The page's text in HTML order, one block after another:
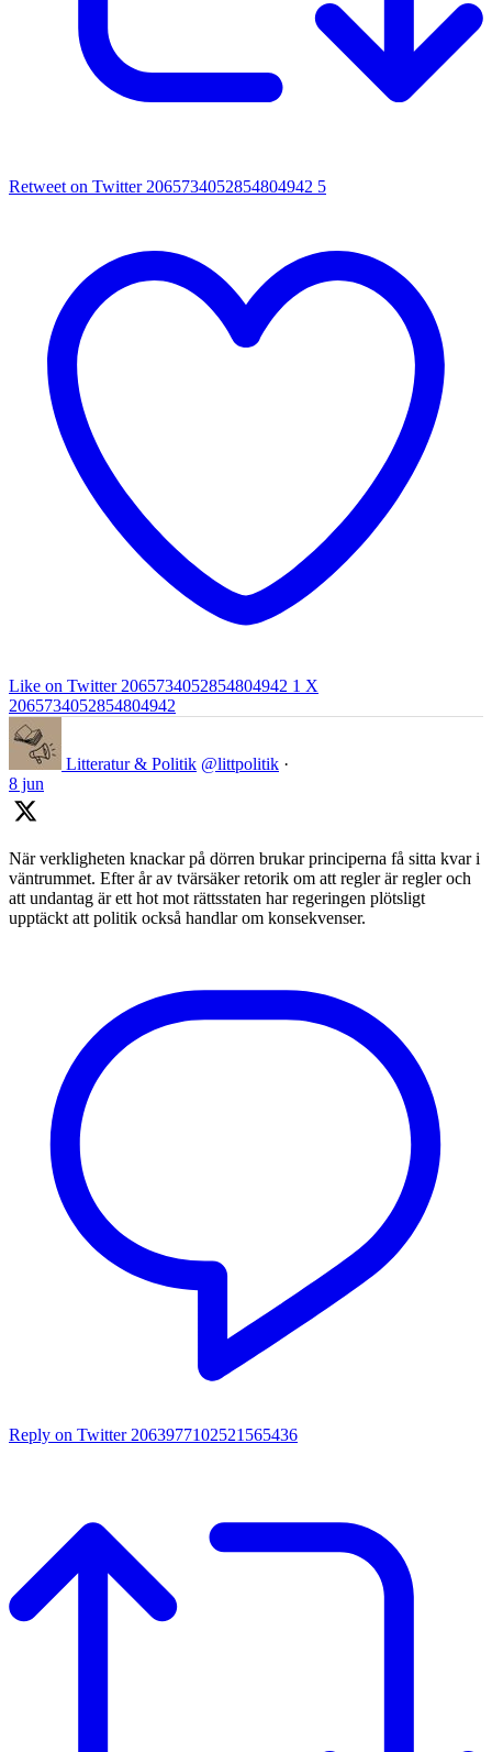
Retweet on Twitter 2065734052854804942 5
Like on Twitter 2065734052854804942 1 X
2065734052854804942
Litteratur & Politik @littpolitik ·
8 jun
När verkligheten knackar på dörren brukar principerna få sitta kvar i
väntrummet. Efter år av tvärsäker retorik om att regler är regler och
att undantag är ett hot mot rättsstaten har regeringen plötsligt
upptäckt att politik också handlar om konsekvenser.
Reply on Twitter 2063977102521565436